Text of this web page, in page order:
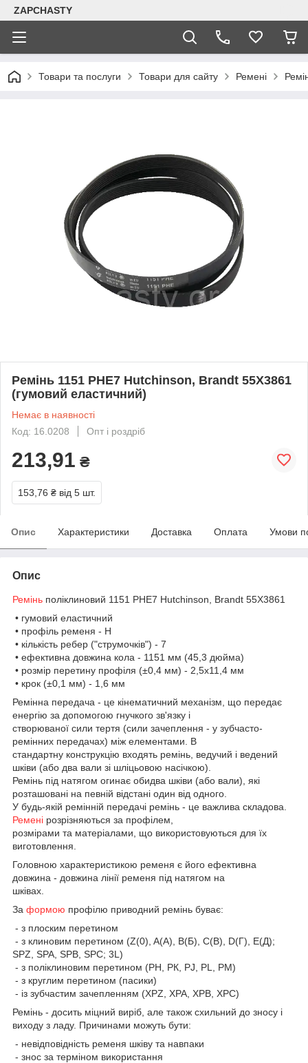
ZAPCHASTY
Товари та послуги Товари для сайту Ремені
Ремінь 1151 PHE7 Hutchinson, Brandt 55X3861
(гумовий еластичний)
Немає в наявності
Код: 16.0208
Опт і роздріб
213,91 ₴
153,76 ₴ від 5 шт.
Опис Характеристики Доставка Оплата Умови
Опис
Ремінь поліклиновий 1151 PHE7 Hutchinson, Brandt 55X3861
• гумовий еластичний
• профіль ременя - H
• кількість ребер ("струмочків") - 7
• ефективна довжина кола - 1151 мм (45,3 дюйма)
• розмір перетину профіля (±0,4 мм) - 2,5х11,4 мм
• крок (±0,1 мм) - 1,6 мм
Ремінна передача - це кінематичний механізм, що передає
енергію за допомогою гнучкого зв'язку і
створюваної сили тертя (сили зачеплення - у зубчасто-
ремінних передачах) між елементами. В
стандартну конструкцію входять ремінь, ведучий і ведений
шківи (або два вали зі шліцьовою насічкою).
Ремінь під натягом огинає обидва шківи (або вали), які
розташовані на певній відстані один від одного.
У будь-якій ремінній передачі ремінь - це важлива складова.
Ремені розрізняються за профілем,
розмірами та матеріалами, що використовуються для їх
виготовлення.
Головною характеристикою ременя є його ефективна
довжина - довжина лінії ременя під натягом на
шківах.
За формою профілю приводний ремінь буває:
- з плоским перетином
- з клиновим перетином (Z(0), A(А), B(Б), C(В), D(Г), E(Д);
SPZ, SPA, SPB, SPC; 3L)
- з поліклиновим перетином (РН, РК, РJ, PL, РМ)
- з круглим перетином (пасики)
- із зубчастим зачепленням (XPZ, XPA, XPB, XPC)
Ремінь - досить міцний виріб, але також схильний до зносу і
виходу з ладу. Причинами можуть бути:
- невідповідність ременя шківу та навпаки
- знос за терміном використання